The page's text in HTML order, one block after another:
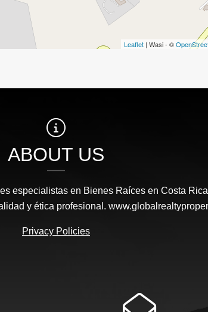
Leaflet | Wasi - ©
ABOUT US
especialistas en Bienes Raíces en Costa
y ética profesional.
Privacy Policies